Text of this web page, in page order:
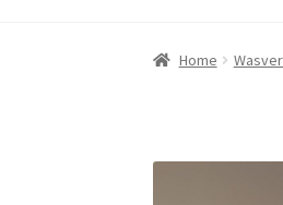
Home Afrekenen
Home